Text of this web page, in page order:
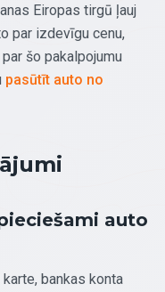
Eiropas tirgū ļauj
par izdevīgu cenu,
šo pakalpojumu
pasūtīt auto no
auto
bankas konta